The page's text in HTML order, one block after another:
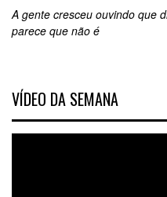
A gente cresceu ouvindo que
parece que não é
VÍDEO DA SEMANA